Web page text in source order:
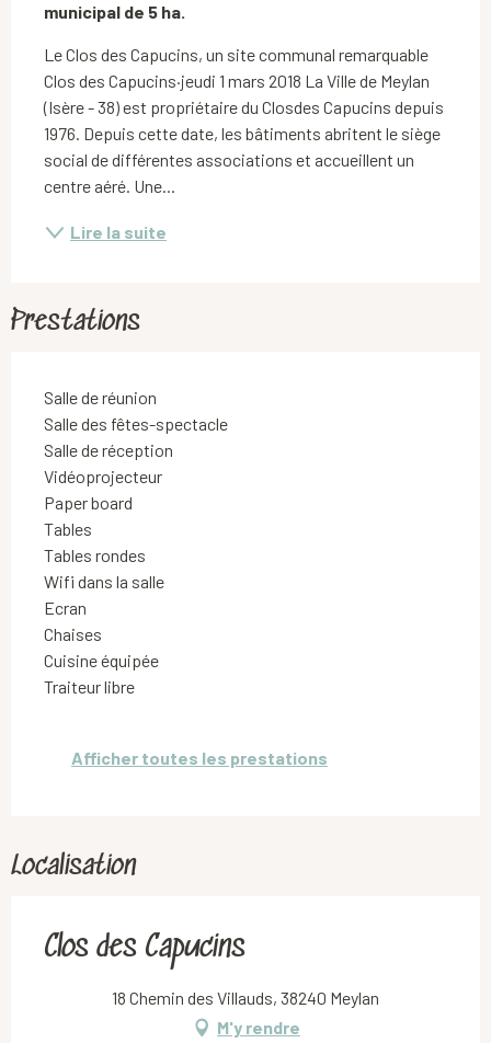
municipal de 5 ha.
Le Clos des Capucins, un site communal remarquable
Clos des Capucins·jeudi 1 mars 2018 La Ville de Meylan
(Isère - 38) est propriétaire du Closdes Capucins depuis
1976. Depuis cette date, les bâtiments abritent le siège
social de différentes associations et accueillent un
centre aéré. Une...
Lire la suite
Prestations
Salle de réunion
Salle des fêtes-spectacle
Salle de réception
Vidéoprojecteur
Paper board
Tables
Tables rondes
Wifi dans la salle
Ecran
Chaises
Cuisine équipée
Traiteur libre
Afficher toutes les prestations
Localisation
Clos des Capucins
18 Chemin des Villauds, 38240 Meylan
M'y rendre